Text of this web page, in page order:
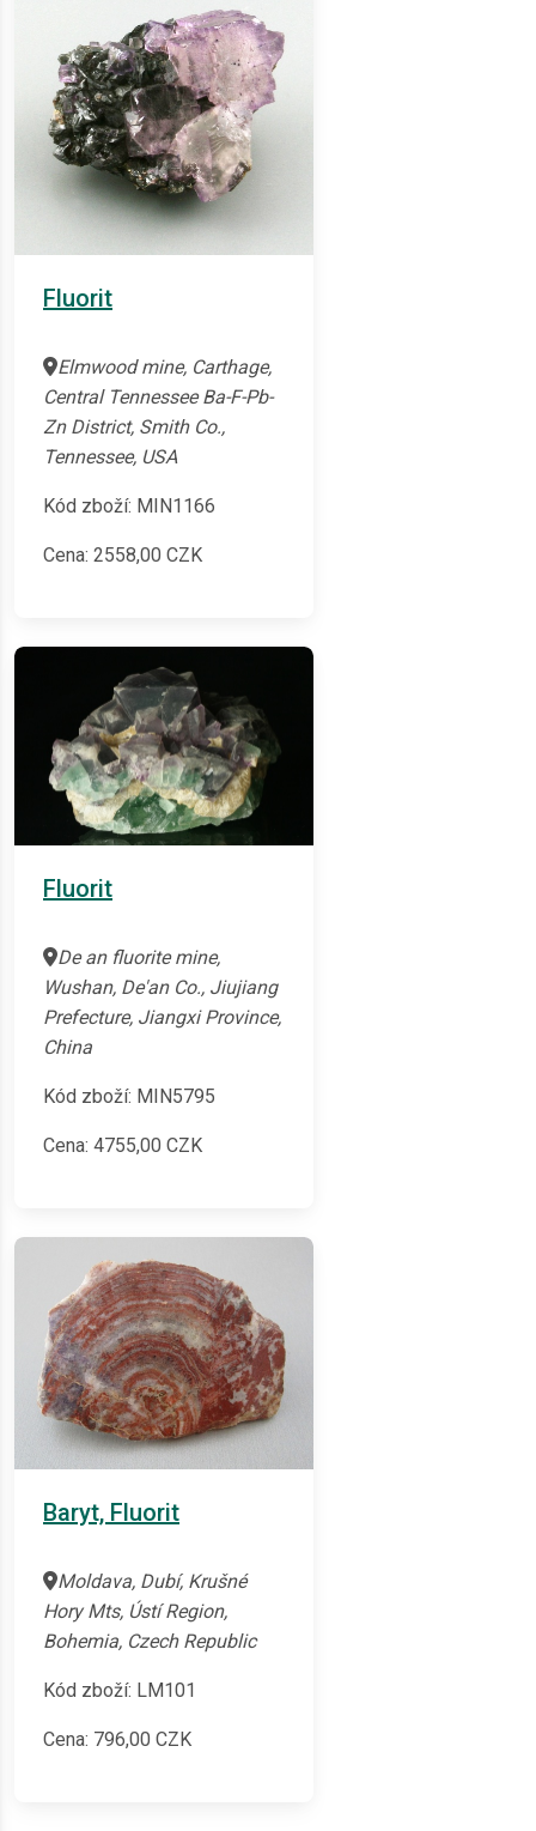
Fluorit
Elmwood mine, Carthage,
Central Tennessee Ba-F-Pb-
Zn District, Smith Co.,
Tennessee, USA
Kód zboží: MIN1166
Cena: 2558,00 CZK
Fluorit
De an fluorite mine,
Wushan, De'an Co., Jiujiang
Prefecture, Jiangxi Province,
China
Kód zboží: MIN5795
Cena: 4755,00 CZK
Baryt, Fluorit
Moldava, Dubí, Krušné
Hory Mts, Ústí Region,
Bohemia, Czech Republic
Kód zboží: LM101
Cena: 796,00 CZK